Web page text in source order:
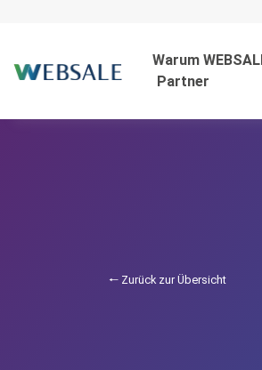
Warum
Partner
🠐 Zurück zur Übersicht